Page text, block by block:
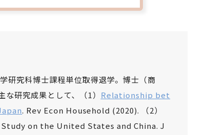
研究科博士課程単位取得退学。博士（商
研究成果として、（1） Relationship bet
. Rev Econ Household (2020). （2）
on the United States and China. J